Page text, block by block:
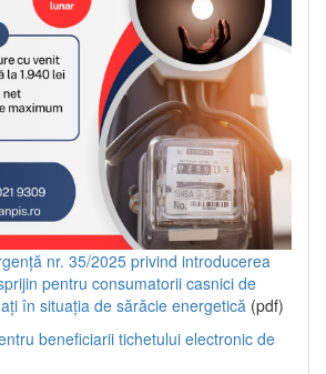
nr. 35/2025 privind introducerea
pentru consumatorii casnici de
în situația de sărăcie energetică (pdf)
beneficiarii tichetului electronic de